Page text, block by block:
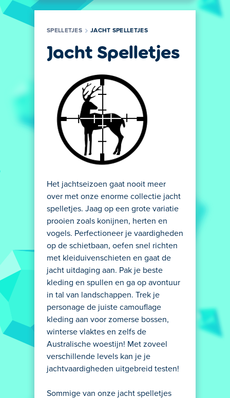
SPELLETJES JACHT SPELLETJES
Jacht Spelletjes
Het jachtseizoen gaat nooit meer
over met onze enorme collectie jacht
spelletjes. Jaag op een grote variatie
prooien zoals konijnen, herten en
vogels. Perfectioneer je vaardigheden
op de schietbaan, oefen snel richten
met kleiduivenschieten en gaat de
jacht uitdaging aan. Pak je beste
kleding en spullen en ga op avontuur
in tal van landschappen. Trek je
personage de juiste camouflage
kleding aan voor zomerse bossen,
winterse vlaktes en zelfs de
Australische woestijn! Met zoveel
verschillende levels kan je je
jachtvaardigheden uitgebreid testen!
Sommige van onze jacht spelletjes